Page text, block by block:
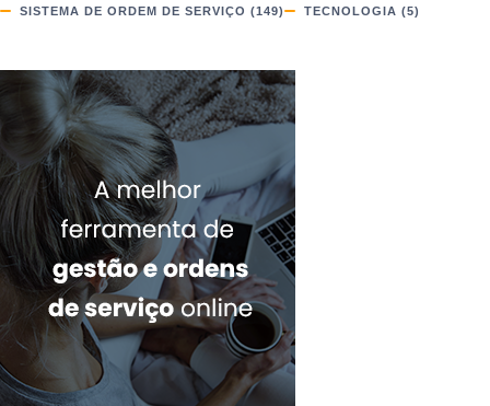
SISTEMA DE ORDEM DE SERVIÇO (149) TECNOLOGIA (5)